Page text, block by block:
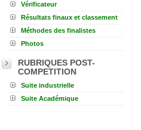
Vérificateur
Résultats finaux et classement
Méthodes des finalistes
Photos
RUBRIQUES POST-
COMPETITION
Suite industrielle
Suite Académique